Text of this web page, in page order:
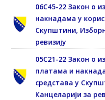
06С45-22 Закон о
накнадама у
Скупштини,
ревизију
05С21-22 Закон о
платама и
средстава у
Канцеларији за